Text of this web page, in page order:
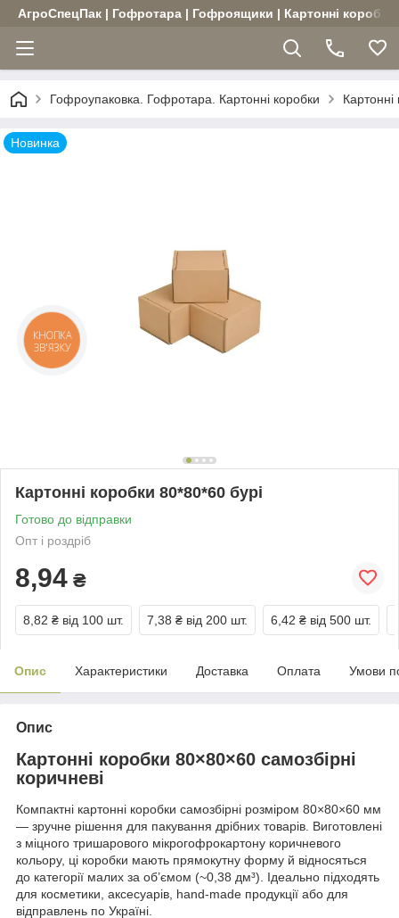
АгроСпецПак | Гофротара | Гофроящики | Картонні
Гофроупаковка. Гофротара. Картонні коробки Картонні
Новинка
Картонні коробки 80*80*60 бурі
Готово до відправки
Опт і роздріб
8,94 ₴
8,82 ₴ від 100 шт. 7,38 ₴ від 200 шт. 6,42 ₴ від 500 шт.
Опис Характеристики Доставка Оплата Умови
Опис
Картонні коробки 80×80×60 самозбірні
коричневі
Компактні картонні коробки самозбірні розміром 80×80×60 мм
— зручне рішення для пакування дрібних товарів. Виготовлені
з міцного тришарового мікрогофрокартону коричневого
кольору, ці коробки мають прямокутну форму й відносяться
до категорії малих за об’ємом (~0,38 дм³). Ідеально підходять
для косметики, аксесуарів, hand-made продукції або для
відправлень по Україні.
КНОПКА
ЗВ'ЯЗКУ